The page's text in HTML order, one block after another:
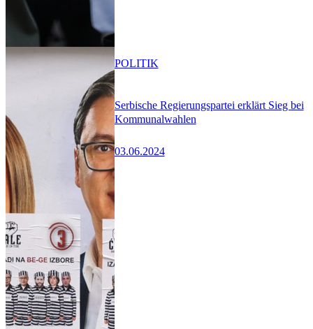
Serbische Regierungspartei erklärt Sieg bei
Kommunalwahlen
03.06.2024
POLITIK